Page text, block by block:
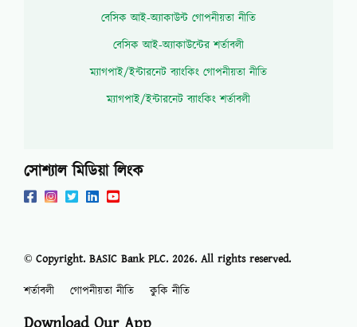
বেসিক আই-অ্যাকাউন্ট গোপনীয়তা নীতি
বেসিক আই-অ্যাকাউন্টের শর্তাবলী
ম্যাগপাই/ইন্টারনেট ব্যাংকিং গোপনীয়তা নীতি
ম্যাগপাই/ইন্টারনেট ব্যাংকিং শর্তাবলী
সোশ্যাল মিডিয়া লিংক
© Copyright. BASIC Bank PLC. 2026. All rights reserved.
শর্তাবলী
গোপনীয়তা নীতি কুকি নীতি